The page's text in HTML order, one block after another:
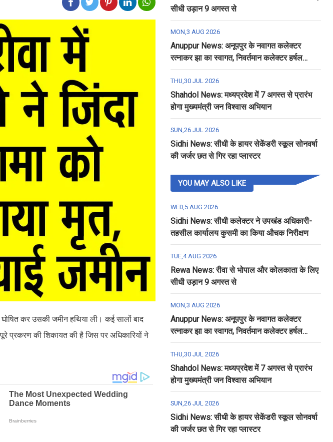
कर उसकी जमीन हथिया ली। कई सालों बाद
प्रकरण की शिकायत की है जिस पर अधिकारियों ने
सीधी उड़ान 9 अगस्त से
MON,3 AUG 2026
Anuppur News: अनूपपुर के नवागत कलेक्टर
रत्नाकर झा का स्वागत, निवर्तमान कलेक्टर हर्षल
पंचोली को दी गई विदाई
THU,30 JUL 2026
Shahdol News: मध्यप्रदेश में 7 अगस्त से प्रारंभ
होगा मुख्यमंत्री जन विश्वास अभियान
SUN,26 JUL 2026
Sidhi News: सीधी के हायर सेकेंडरी स्कूल सोनवर्षा
की जर्जर छत से गिर रहा प्लास्टर
YOU MAY ALSO LIKE
WED,5 AUG 2026
Sidhi News: सीधी कलेक्टर ने उपखंड अधिकारी-
तहसील कार्यालय कुसमी का किया औचक निरीक्षण
TUE,4 AUG 2026
Rewa News: रीवा से भोपाल और कोलकाता के लिए
सीधी उड़ान 9 अगस्त से
MON,3 AUG 2026
Anuppur News: अनूपपुर के नवागत कलेक्टर
रत्नाकर झा का स्वागत, निवर्तमान कलेक्टर हर्षल
पंचोली को दी गई विदाई
THU,30 JUL 2026
Shahdol News: मध्यप्रदेश में 7 अगस्त से प्रारंभ
होगा मुख्यमंत्री जन विश्वास अभियान
SUN,26 JUL 2026
Sidhi News: सीधी के हायर सेकेंडरी स्कूल सोनवर्षा
की जर्जर छत से गिर रहा प्लास्टर